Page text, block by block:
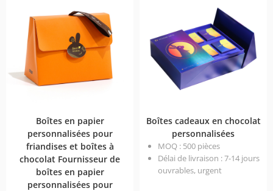
Impression personnalisée
Respectueux de
l'environnement, recyclable
et sans plastique
Prix：Le prix final sera
adapté à votre produit et à
la quantité souhaitée.
Boîtes en papier
personnalisées pour
friandises et boîtes à
chocolat Fournisseur de
boîtes en papier
personnalisées pour
Boîtes cadeaux en chocolat
personnalisées
MOQ : 500 pièces
Délai de livraison : 7-14 jours
ouvrables, urgent